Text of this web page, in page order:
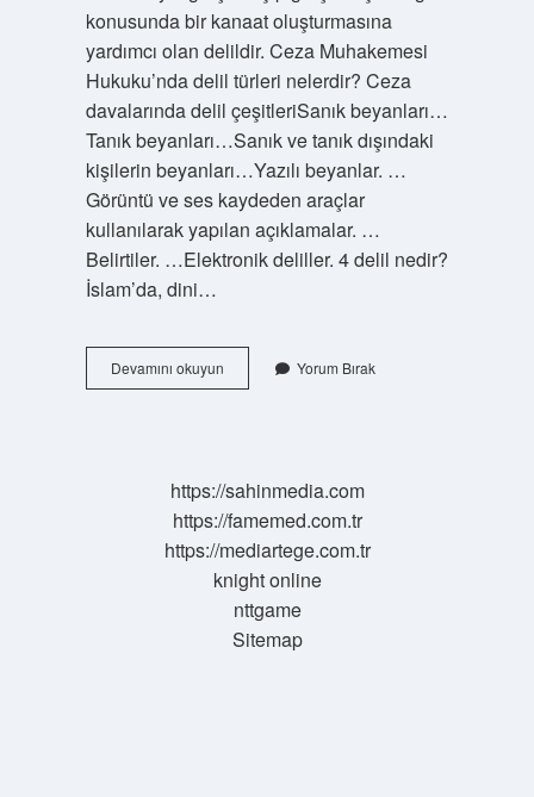
konusunda bir kanaat oluşturmasına
yardımcı olan delildir. Ceza Muhakemesi
Hukuku’nda delil türleri nelerdir? Ceza
davalarında delil çeşitleriSanık beyanları…
Tanık beyanları…Sanık ve tanık dışındaki
kişilerin beyanları…Yazılı beyanlar. …
Görüntü ve ses kaydeden araçlar
kullanılarak yapılan açıklamalar. …
Belirtiler. …Elektronik deliller. 4 delil nedir?
İslam’da, dini…
Devamını okuyunDeliller
Kaça
Yorum Bırak
https://sahinmedia.com
https://famemed.com.tr
https://mediartege.com.tr
knight online
nttgame
Sitemap